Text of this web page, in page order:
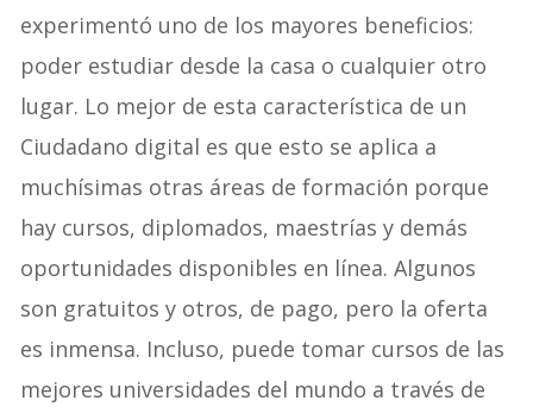
experimentó uno de los mayores beneficios:
poder estudiar desde la casa o cualquier otro
lugar. Lo mejor de esta característica de un
Ciudadano digital es que esto se aplica a
muchísimas otras áreas de formación porque
hay cursos, diplomados, maestrías y demás
oportunidades disponibles en línea. Algunos
son gratuitos y otros, de pago, pero la oferta
es inmensa. Incluso, puede tomar cursos de las
mejores universidades del mundo a través de